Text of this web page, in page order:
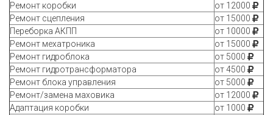
Ремонт коробки
от 12000
Ремонт сцепления
от 15000
Переборка АКПП
от 10000
Ремонт мехатроника
от 15000
Ремонт гидроблока
от 5000
Ремонт гидротрансформатора
от 4500
Ремонт блока управления
от 5000
Ремонт/замена маховика
от 12000
Адаптация коробки
от 1000